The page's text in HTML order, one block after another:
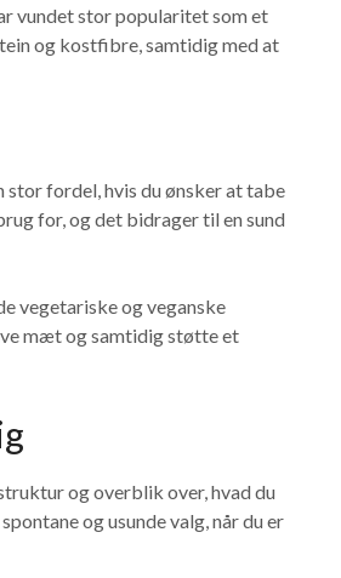
vundet stor popularitet som et
og kostfibre, samtidig med at
stor fordel, hvis du ønsker at tabe
for, og det bidrager til en sund
vegetariske og veganske
mæt og samtidig støtte et
og overblik over, hvad du
og usunde valg, når du er